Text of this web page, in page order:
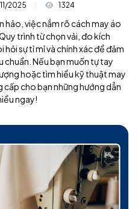
2025 1324
việc nắm rõ cách may áo
trình từ chọn vải, đo kích
sự tỉ mỉ và chính xác để đảm
chuẩn. Nếu bạn muốn tự tay
hoặc tìm hiểu kỹ thuật may
cấp cho bạn những hướng dẫn
ngay!